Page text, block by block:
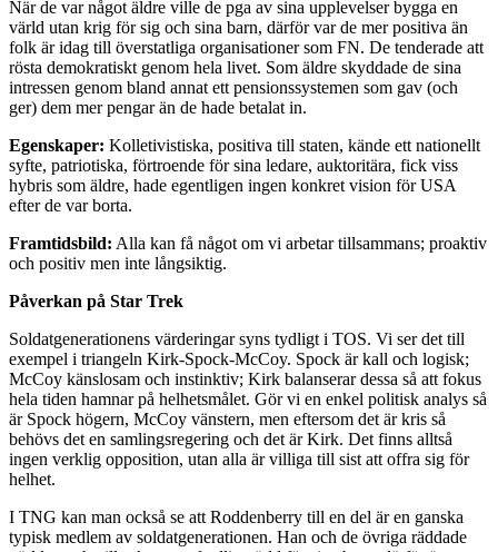
När de var något äldre ville de pga av sina upplevelser bygga en
värld utan krig för sig och sina barn, därför var de mer positiva än
folk är idag till överstatliga organisationer som FN. De tenderade att
rösta demokratiskt genom hela livet. Som äldre skyddade de sina
intressen genom bland annat ett pensionssystemen som gav (och
ger) dem mer pengar än de hade betalat in.
Egenskaper: Kolletivistiska, positiva till staten, kände ett nationellt
syfte, patriotiska, förtroende för sina ledare, auktoritära, fick viss
hybris som äldre, hade egentligen ingen konkret vision för USA
efter de var borta.
Framtidsbild: Alla kan få något om vi arbetar tillsammans; proaktiv
och positiv men inte långsiktig.
Påverkan på Star Trek
Soldatgenerationens värderingar syns tydligt i TOS. Vi ser det till
exempel i triangeln Kirk-Spock-McCoy. Spock är kall och logisk;
McCoy känslosam och instinktiv; Kirk balanserar dessa så att fokus
hela tiden hamnar på helhetsmålet. Gör vi en enkel politisk analys så
är Spock högern, McCoy vänstern, men eftersom det är kris så
behövs det en samlingsregering och det är Kirk. Det finns alltså
ingen verklig opposition, utan alla är villiga till sist att offra sig för
helhet.
I TNG kan man också se att Roddenberry till en del är en ganska
typisk medlem av soldatgenerationen. Han och de övriga räddade